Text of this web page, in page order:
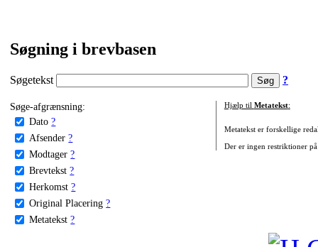
Søgning i brevbasen
Søgetekst ?
Søge-afgrænsning:
Dato ?
Afsender ?
Modtager ?
Brevtekst ?
Herkomst ?
Original Placering ?
Metatekst ?
Hjælp til Metatekst:
Metatekst er forskellige
Der er ingen restriktioner